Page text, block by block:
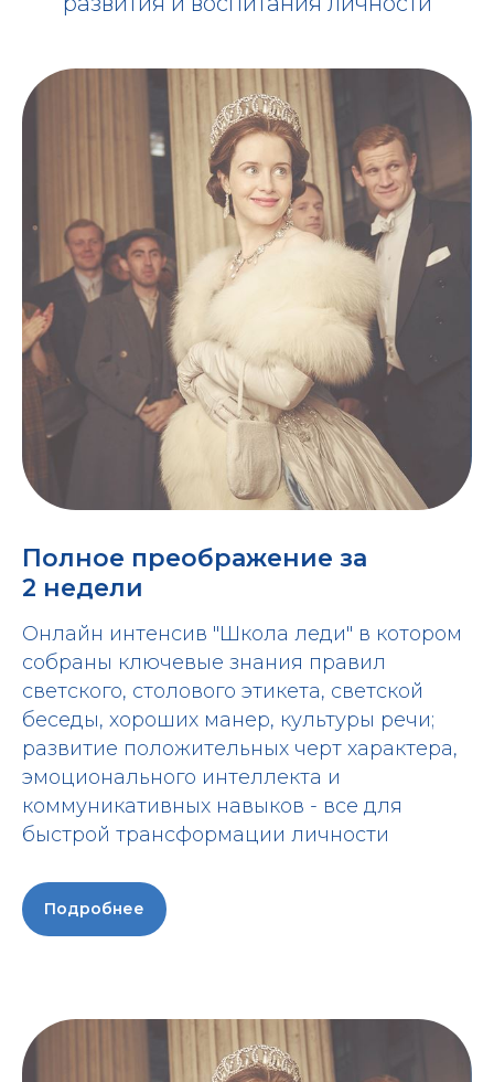
Полное преображение за
2 недели
Онлайн интенсив "Школа леди" в котором
собраны ключевые знания правил
светского, столового этикета, светской
беседы, хороших манер, культуры речи;
развитие положительных черт характера,
эмоционального интеллекта и
коммуникативных навыков - все для
быстрой трансформации личности
Подробнее